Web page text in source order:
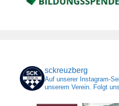
sckreuzberg
Auf unserer Instagram-
unserem Verein. Folgt